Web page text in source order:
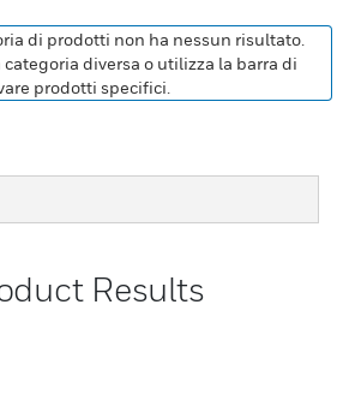
di prodotti non ha nessun risultato.
diversa o utilizza la barra di
prodotti specifici.
Results